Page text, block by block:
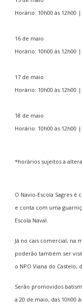
Horário: 10h00 às 12h00 |
16 de maio
Horário: 10h00 às 12h00
17 de maio
Horário: 10h00 às 12h00
18 de maio
Horário: 10h00 às 12h00
*horários sujeitos a
O Navio-Escola Sagres é
e conta com uma
Escola Naval.
Já no cais comercial, na
poderão também ser
o NPO Viana do Castelo,
Serão promovidos
a 20 de maio, das 10h00